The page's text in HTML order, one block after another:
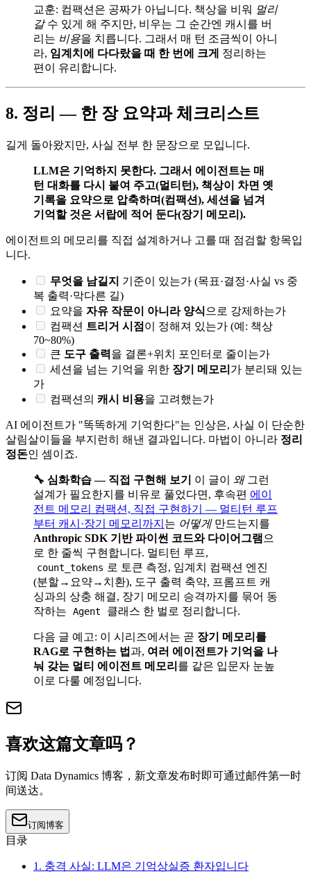
교훈: 컴팩션은 공짜가 아닙니다. 책상을 비워 멀리
갈수 있게 해 주지만, 비우는 그 순간엔 캐시를 버
리는 비용을 치릅니다. 그래서 매 턴 조금씩이 아니
라, 임계치에 다다랐을 때 한 번에 크게
정리하는
편이 유리합니다.
8. 정리 — 한 장 요약과 체크리스트
길게 돌아왔지만, 사실 전부 한 문장으로 모입니다.
LLM은 기억하지 못한다. 그래서 에이전트는 매
턴 대화를 다시 붙여 주고(멀티턴), 책상이 차면 옛
기록을 요약으로 압축하며(컴팩션), 세션을 넘겨
기억할 것은 서랍에 적어 둔다(장기 메모리).
에이전트의 메모리를 직접 설계하거나 고를 때 점검할 항목입
니다.
무엇을 남길지 기준이 있는가 (목표·결정·사실 vs 중
복 출력·막다른 길)
요약을 자유 작문이 아니라 양식 으로 강제하는가
컴팩션 트리거 시점 이 정해져 있는가 (예: 책상
70~80%)
큰 도구 출력을 결론+위치 포인터로 줄이는가
세션을 넘는 기억을 위한 장기 메모리 가 분리돼 있는
가
컴팩션의 캐시 비용을 고려했는가
AI 에이전트가 "똑똑하게 기억한다"는 인상은, 사실 이 단순한
살림살이들을 부지런히 해낸 결과입니다. 마법이 아니라 정리
정돈인 셈이죠.
🔧 심화학습 — 직접 구현해 보기 이 글이 왜그런
설계가 필요한지를 비유로 풀었다면, 후속편 에이
전트 메모리 컴팩션, 직접 구현하기 — 멀티턴 루프
부터 캐시·장기 메모리까지 는 어떻게만드는지를
Anthropic SDK 기반 파이썬 코드와 다이어그램 으
로 한 줄씩 구현합니다. 멀티턴 루프,
count_tokens 로 토큰 측정, 임계치 컴팩션 엔진
(분할→요약→치환), 도구 출력 축약, 프롬프트 캐
싱과의 상충 해결, 장기 메모리 승격까지를 묶어 동
작하는
Agent 클래스 한 벌로 정리합니다.
다음 글 예고: 이 시리즈에서는 곧 장기 메모리를
RAG로 구현하는 법과, 여러 에이전트가 기억을 나
눠 갖는 멀티 에이전트 메모리 를 같은 입문자 눈높
이로 다룰 예정입니다.
喜欢这篇文章吗？
订阅 Data Dynamics 博客，新文章发布时即可通过邮件第一时
间送达。
订阅博客
目录
1. 충격 사실: LLM은 기억상실증 환자입니다